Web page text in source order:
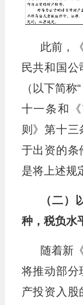
此前，
民共和国公
（以下简
十一条和
则》第十
于出资的条
是将上述规
（二
种，税负水
随着新
将推动部分
产投资入股